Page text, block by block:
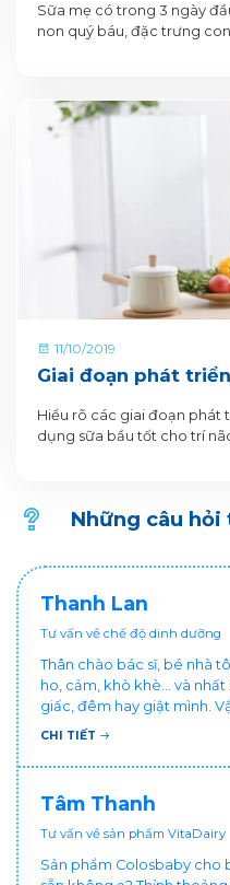
Sữa mẹ có trong 3 ngày
non quý báu, đặc trưng
11/10/2019
Giai đoạn phát
Hiểu rõ các giai đoạn phát
dụng sữa bầu tốt cho trí
Những câu
Thanh Lan
Tư vấn về chế độ dinh dưỡng
Thân chào bác sĩ, bé nhà
ho, cảm, khò khè... và
giấc, đêm hay giật mình.
vậy nên làm sao để con
chăm cháu hay ốm ạ?.
CHI TIẾT
Tâm Thanh
Tư vấn về sản phẩm VitaDairy
Sản phẩm Colosbaby cho